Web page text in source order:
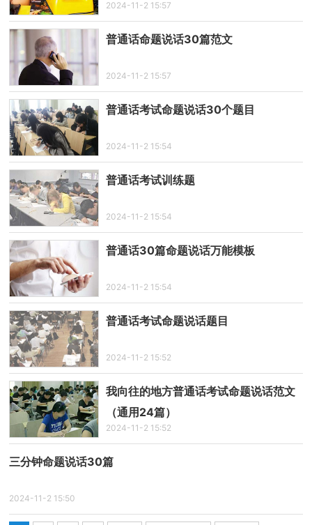
2024-11-2 15:57
普通话命题说话30篇范文
2024-11-2 15:57
普通话考试命题说话30个题目
2024-11-2 15:54
普通话考试训练题
2024-11-2 15:54
普通话30篇命题说话万能模板
2024-11-2 15:54
普通话考试命题说话题目
2024-11-2 15:52
我向往的地方普通话考试命题说话范文
（通用24篇）
2024-11-2 15:52
三分钟命题说话30篇
2024-11-2 15:50